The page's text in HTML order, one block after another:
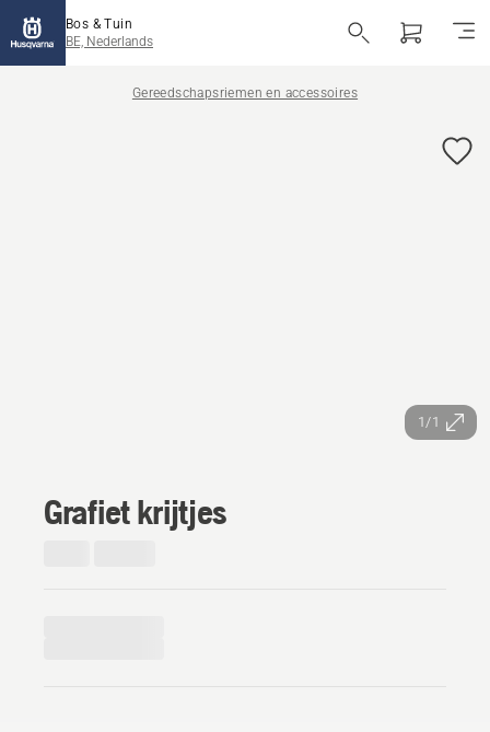
Bos & Tuin
BE, Nederlands
Gereedschapsriemen en accessoires
1/1
Grafiet krijtjes